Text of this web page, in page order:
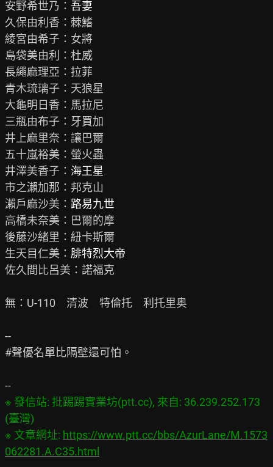
安野希世乃： 吾妻
久保由利香：棘鰭
綾宮由希子：女將
島袋美由利：杜威
長繩麻理亞：拉菲
青木琉璃子：天狼星
大龜明日香：馬拉尼
三瓶由布子：牙買加
井上麻里奈：讓巴爾
五十嵐裕美：螢火蟲
井澤美香子： 海王星
市之瀨加那：邦克山
瀨戶麻沙美： 路易九世
高橋未奈美：巴爾的摩
後藤沙緒里：紐卡斯爾
生天目仁美： 腓特烈大帝
佐久間比呂美：諾福克
無：U-110　清波　特倫托　利托里奥
--
#聲優名單比隔壁還可怕。
※ 發信站: 批踢踢實業坊(ptt.cc), 來自: 36.239.252.173
(臺灣)
※ 文章網址: https://www.ptt.cc/bbs/AzurLane/M.1573
062281.A.C35.html